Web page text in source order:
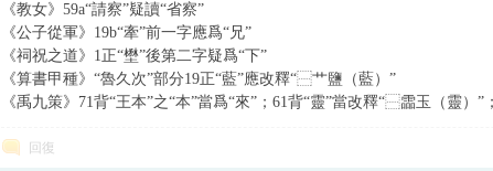
《教女》59a“請察”疑讀“省察”
《公子從軍》19b“牽”前一字應爲“兄”
《祠祝之道》1正“壄”後第二字疑爲“下”
《算書甲種》“魯久次”部分19正“藍”應改釋“⿱艹鹽（藍）”
《禹九策》71背“王本”之“本”當爲“來”；61背“靈”當改釋“⿱霝玉（靈）
回復